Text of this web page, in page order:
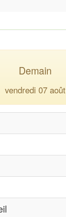
Demain
vendredi 07 août